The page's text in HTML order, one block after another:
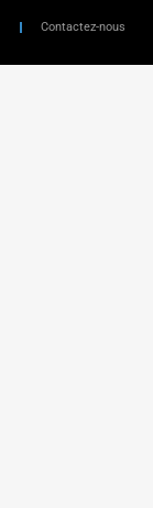
Contactez-nous